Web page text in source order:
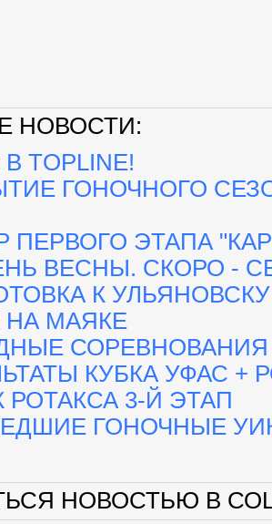
НОВОСТИ:
TOPLINE!
ГОНОЧНОГО
ПЕРВОГО ЭТАПА
ВЕСНЫ. СКОРО -
К УЛЬЯНОВСКУ
МАЯКЕ
СОРЕВНОВАНИЯ
КУБКА УФАС +
РОТАКСА 3-Й ЭТАП
ГОНОЧНЫЕ
НОВОСТЬЮ В